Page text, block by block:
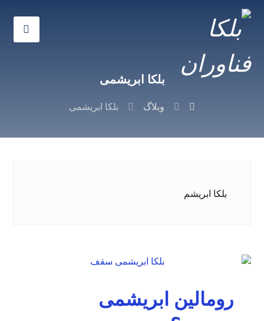
بلکا ابریشمی
وبلاگ بلکا ابریشمی
بلکا ابریشم
رومالین ابریشمی